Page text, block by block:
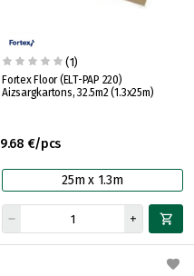
(1)
Fortex Floor (ELT-PAP 220)
Aizsargkartons, 32.5m2 (1.3x25m)
9.68 €/pcs
25m x 1.3m